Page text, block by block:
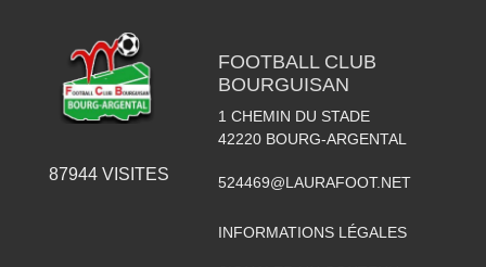
87944VISITES
FOOTBALL CLUB
BOURGUISAN
1 CHEMIN DU STADE
42220 BOURG-ARGENTAL
524469@LAURAFOOT.NET
INFORMATIONS LÉGALES